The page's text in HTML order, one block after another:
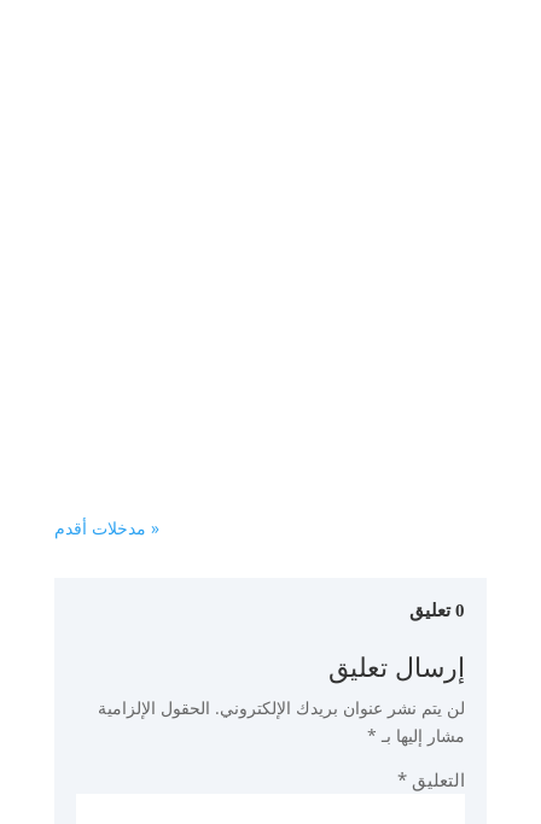
« مدخلات أقدم
0 تعليق
إرسال تعليق
لن يتم نشر عنوان بريدك الإلكتروني. الحقول الإلزامية
مشار إليها بـ *
التعليق *